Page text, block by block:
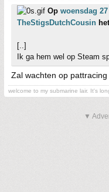
Op woensdag
TheStigsDutchCousin
[..]
Ik ga hem wel op Steam
Zal wachten op pattracing
welcome to my submarine lair. It's
▼